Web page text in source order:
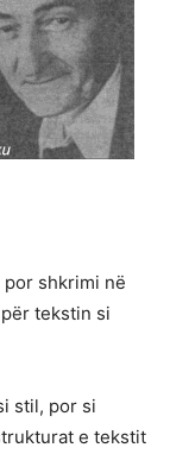
shkrimi në
tekstin si
stil, por si
e tekstit